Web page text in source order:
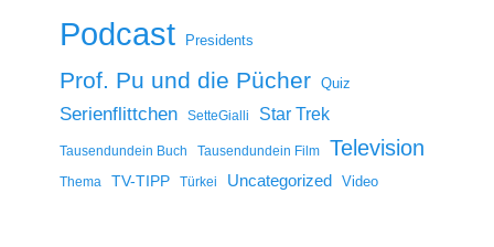
Podcast Presidents
Prof. Pu und die Pücher Quiz
Serienflittchen SetteGialli Star Trek
Tausendundein Buch Tausendundein Film Television
Thema TV-TIPP Türkei Uncategorized Video